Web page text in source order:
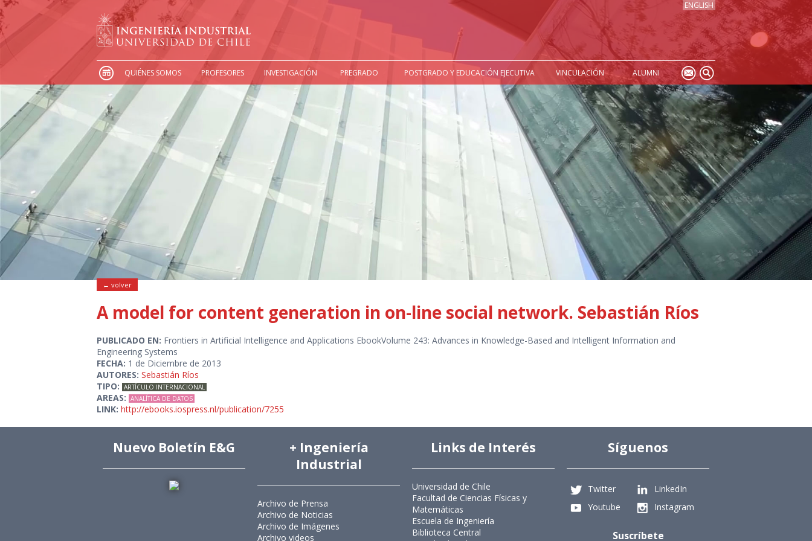
ENGLISH
QUIÉNES SOMOS PROFESORES INVESTIGACIÓN PREGRADO POSTGRADO Y EDUCACIÓN EJECUTIVA VINCULACIÓN ALUMNI
← volver
A model for content generation in on-line social network. Sebastián Ríos
PUBLICADO EN: Frontiers in Artificial Intelligence and Applications EbookVolume 243: Advances in Knowledge-Based and Intelligent Information and
Engineering Systems
FECHA: 1 de Diciembre de 2013
AUTORES: Sebastián Ríos
TIPO: ARTÍCULO INTERNACIONAL
AREAS: ANALÍTICA DE DATOS
LINK: http://ebooks.iospress.nl/publication/7255
Nuevo Boletín E&G
+ Ingeniería
Industrial
Archivo de Prensa
Archivo de Noticias
Archivo de Imágenes
Archivo videos
Links de Interés
Universidad de Chile
Facultad de Ciencias Físicas y
Matemáticas
Escuela de Ingeniería
Biblioteca Central
Síguenos
Twitter
LinkedIn
Youtube
Instagram
Suscríbete